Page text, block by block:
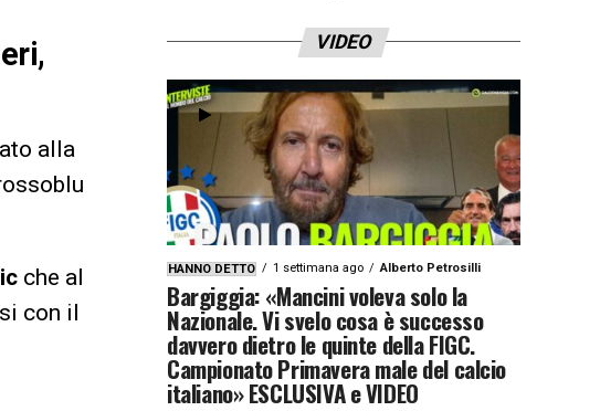
alla
che al
con il
VIDEO
HANNO DETTO 1 settimana ago Alberto Petrosilli
Bargiggia: «Mancini voleva solo la
Nazionale. Vi svelo cosa è successo
davvero dietro le quinte della FIGC.
Campionato Primavera male del calcio
italiano» ESCLUSIVA e VIDEO